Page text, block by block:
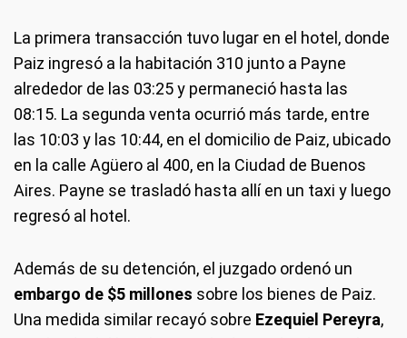
La primera transacción tuvo lugar en el hotel, donde
Paiz ingresó a la habitación 310 junto a Payne
alrededor de las 03:25 y permaneció hasta las
08:15. La segunda venta ocurrió más tarde, entre
las 10:03 y las 10:44, en el domicilio de Paiz, ubicado
en la calle Agüero al 400, en la Ciudad de Buenos
Aires. Payne se trasladó hasta allí en un taxi y luego
regresó al hotel.
Además de su detención, el juzgado ordenó un
embargo de $5 millones sobre los bienes de Paiz.
Una medida similar recayó sobre Ezequiel Pereyra,